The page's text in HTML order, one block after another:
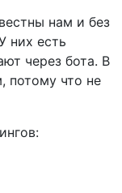
нам и без
них есть
через бота. В
потому что не